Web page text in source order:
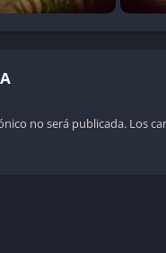
no será publicada. Los